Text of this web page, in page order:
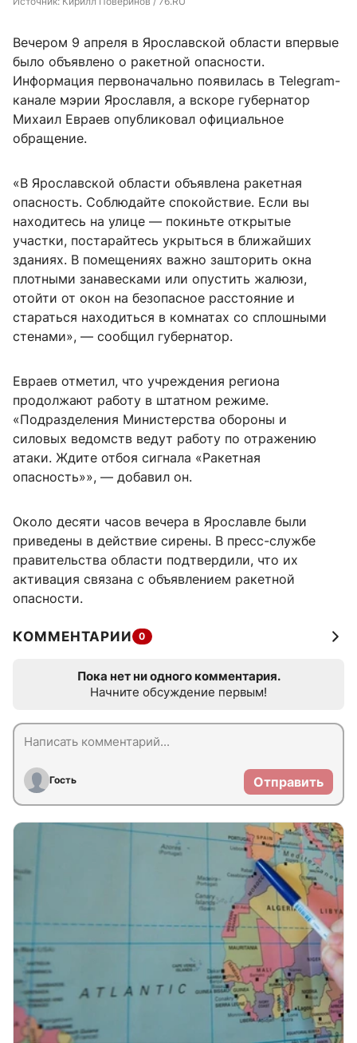
Вечером 9 апреля в Ярославской области впервые
было объявлено о ракетной опасности.
Информация первоначально появилась в Telegram-
канале мэрии Ярославля, а вскоре губернатор
Михаил Евраев опубликовал официальное
обращение.
«В Ярославской области объявлена ракетная
опасность. Соблюдайте спокойствие. Если вы
находитесь на улице — покиньте открытые
участки, постарайтесь укрыться в ближайших
зданиях. В помещениях важно зашторить окна
плотными занавесками или опустить жалюзи,
отойти от окон на безопасное расстояние и
стараться находиться в комнатах со сплошными
стенами», — сообщил губернатор.
Евраев отметил, что учреждения региона
продолжают работу в штатном режиме.
«Подразделения Министерства обороны и
силовых ведомств ведут работу по отражению
атаки. Ждите отбоя сигнала «Ракетная
опасность»», — добавил он.
Около десяти часов вечера в Ярославле были
приведены в действие сирены. В пресс-службе
правительства области подтвердили, что их
активация связана с объявлением ракетной
опасности.
КОММЕНТАРИИ 0
Пока нет ни одного комментария.
Начните обсуждение первым!
Гость Отправить